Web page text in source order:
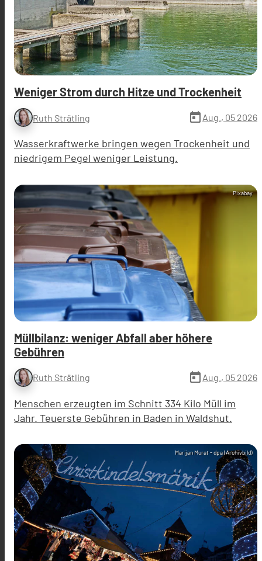
Weniger Strom durch Hitze und Trockenheit
Ruth Strätling today Aug., 05 2026
Wasserkraftwerke bringen wegen Trockenheit und
niedrigem Pegel weniger Leistung.
Pixabay
Müllbilanz: weniger Abfall aber höhere
Gebühren
Ruth Strätling today Aug., 05 2026
Menschen erzeugten im Schnitt 334 Kilo Müll im
Jahr. Teuerste Gebühren in Baden in Waldshut.
Marijan Murat - dpa (Archivbild)